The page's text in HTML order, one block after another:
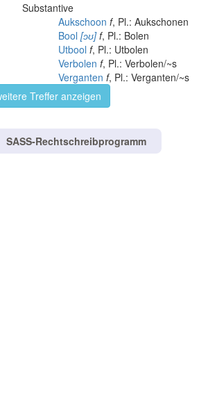
Substantive
Aukschoon f, Pl.: Aukschonen
Bool [ɔʊ] f, Pl.: Bolen
Utbool f, Pl.: Utbolen
Verbolen f, Pl.: Verbolen/~s
Verganten f, Pl.: Verganten/~s
Treffer anzeigen
SASS-Rechtschreibprogramm